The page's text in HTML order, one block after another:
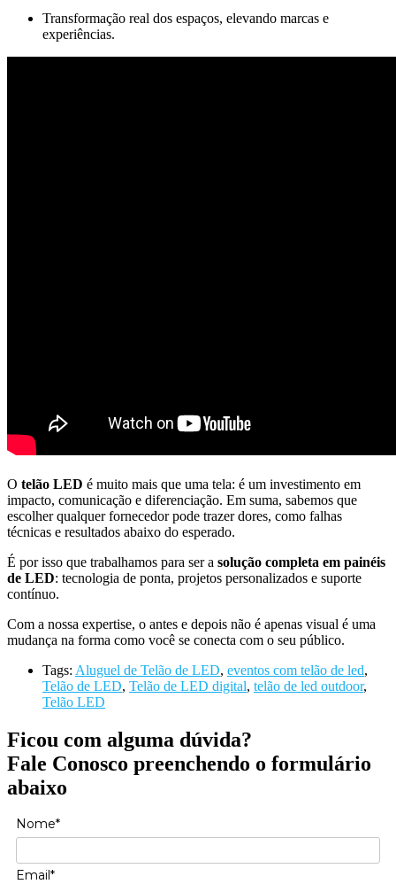
Transformação real dos espaços, elevando marcas e
experiências.
O telão LED é muito mais que uma tela: é um investimento em
impacto, comunicação e diferenciação. Em suma, sabemos que
escolher qualquer fornecedor pode trazer dores, como falhas
técnicas e resultados abaixo do esperado.
É por isso que trabalhamos para ser a solução completa em painéis
de LED: tecnologia de ponta, projetos personalizados e suporte
contínuo.
Com a nossa expertise, o antes e depois não é apenas visual é uma
mudança na forma como você se conecta com o seu público.
Tags: Aluguel de Telão de LED, eventos com telão de led,
Telão de LED, Telão de LED digital, telão de led outdoor,
Telão LED
Ficou com alguma dúvida?
Fale Conosco preenchendo o formulário
abaixo
Nome*
Email*